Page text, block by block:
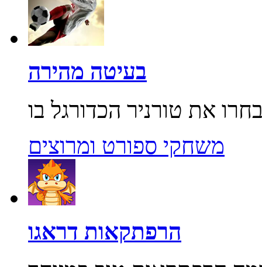
בעיטה מהירה
משחקי ספורט ומרוצים
הרפתקאות דראגו